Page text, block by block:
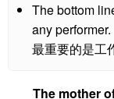
The bottom
any performer.
最重要的是工
The mother